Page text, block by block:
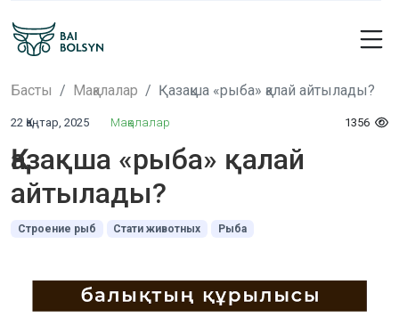
Басты Мақалалар Қазақша «рыба» қалай айтылады?
22 Қаңтар, 2025 Мақалалар 1356
Қазақша «рыба» қалай
айтылады?
Строение рыб Стати животных Рыба